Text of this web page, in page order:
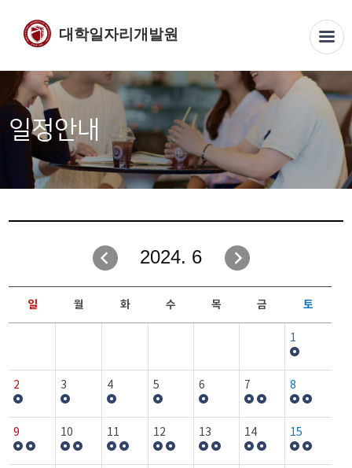
대학일자리개발원
일정안내
2024. 6
일 월 화 수 목 금 토
1
2 3 4 5 6 7 8
9 10 11 12 13 14 15